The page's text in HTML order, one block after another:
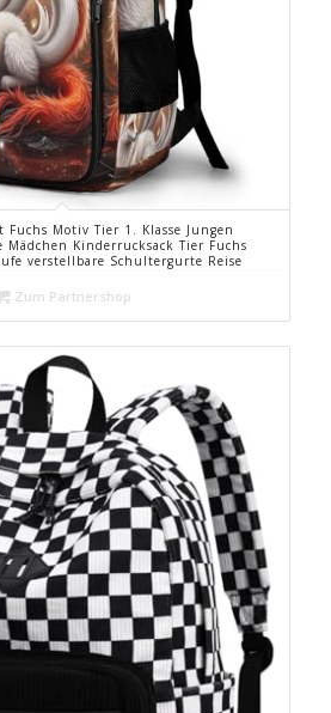
Fuchs Motiv Tier 1. Klasse Jungen
Mädchen Kinderrucksack Tier Fuchs
verstellbare Schultergurte Reise
Zum Partnershop